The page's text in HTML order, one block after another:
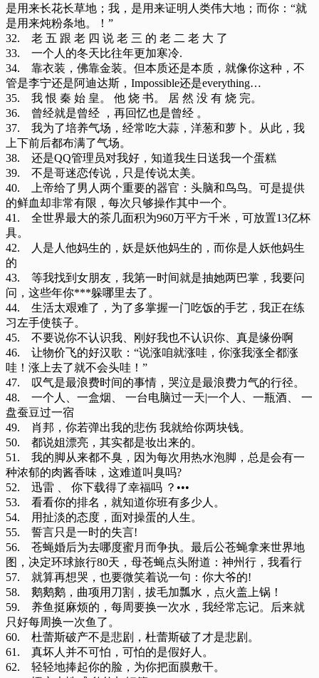
是用来长花长草地；我，是用来证明人类伟大地；而你：“就
是用来炖粉条地。！”
32. 老 五 跟 老 四 说 老 三 的 老 二 老 大 了
33. 一个人的冬天比往年更加寒冷.
34. 靠衣装，佛靠金装。但本质还是本质，就像你这种，不
管是李宁还是阿迪达斯，Impossible还是everything…
35. 我 恨 秦 始 皇。 他 烧 书。 居 然 没 有 烧 完。
36. 曾经就是曾经 ，再回忆也是曾经 。
37. 我为了培养气场，经常吃大蒜，洋葱和萝卜。从此，我
上下前后都布满了气场。
38. 还是QQ管理员对我好，知道我生日送我一个蛋糕
39. 不是哥迷恋传说，只是传说太美。
40. 上帝给了男人两个重要的器官：头脑和鸟鸟。可是提供
的鲜血却非常有限，每次只够操作其中一个。
41. 全世界最大的茶几面积为960万平方千米，可放置13亿杯
具。
42. 人是人他妈生的，妖是妖他妈生的，而你是人妖他妈生
的
43. 等我找到女朋友，我第一时间就是抽她两巴掌，我要问
问，这些年你***躲哪里去了。
44. 生活太艰难了，为了多掌握一门吃饭的手艺，我正在练
习左手使筷子。
45. 不要说你不认识我、刚好我也不认识你、真是缘份啊
46. 让物价飞的好汉歌：“说涨咱就涨哇，你涨我涨全都涨
哇！涨上去了就不会头哇！”
47. 叹气是最浪费时间的事情，哭泣是最浪费力气的行径。
48. 一个人、一盒烟、 一台电脑过一天|一个人、一瓶酒、 一
盘蚕豆过一宿
49. 肖邦，你若弹出我的悲伤 我就给你两块钱。
50. 都说姐漂亮，其实都是妆出来的。
51. 我的脚从来都不臭，因为每次用热水泡脚，总是会有一
种浓郁的肉酱香味，这难道叫臭吗?
52. 迅雷 、 你下载得了幸福吗 ？•••
53. 看看你的排名，就知道你班有多少人。
54. 用扯淡的态度，面对操蛋的人生。
55. 誓言只是一时的失言!
56. 苍蝇婚后为去哪度蜜月而争执。最后公苍蝇拿来世界地
图，决定环球旅行80天，母苍蝇点头附道：神州行，我看行
57. 就算再想哭，也要微笑着说一句：你大爷的!
58. 鹅鹅鹅，曲项用刀割，拔毛加瓢水，点火盖上锅！
59. 养鱼挺麻烦的，每周要换一次水，我经常忘记。后来就
只好每周换一次鱼了。
60. 杜蕾斯破产不是悲剧，杜蕾斯破了才是悲剧。
61. 真坏人并不可怕，可怕的是假好人。
62. 轻轻地捧起你的脸，为你把面膜敷干。